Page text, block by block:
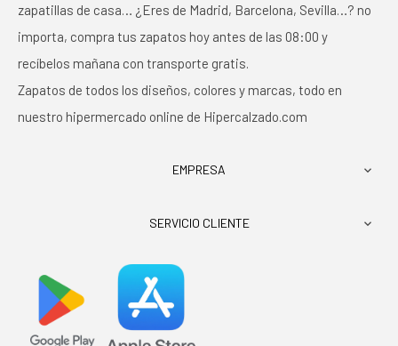
zapatillas de casa… ¿Eres de Madrid, Barcelona, Sevilla…? no
importa, compra tus zapatos hoy antes de las 08:00 y
recíbelos mañana con transporte gratis.
Zapatos de todos los diseños, colores y marcas, todo en
nuestro hipermercado online de Hipercalzado.com
EMPRESA 
SERVICIO CLIENTE 